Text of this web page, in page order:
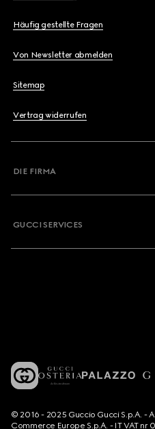
Häufig gestellte Fragen
Von Newsletter abmelden
Sitemap
Vertrag widerrufen
DIE FIRMA
GUCCI SERVICES
© 2016 - 2025 Guccio Gucci S.p.A. -
Commerce Europe S.p.A. - IT VAT nr